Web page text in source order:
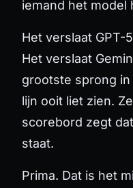
iemand het model
Het verslaat GPT-
Het verslaat
grootste sprong
lijn ooit liet zien.
scorebord zegt
staat.
Prima. Dat is het